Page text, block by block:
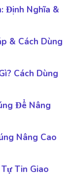
Định Nghĩa &
& Cách Dùng
Cách Dùng
Để Nâng
Nâng Cao
Tin Giao